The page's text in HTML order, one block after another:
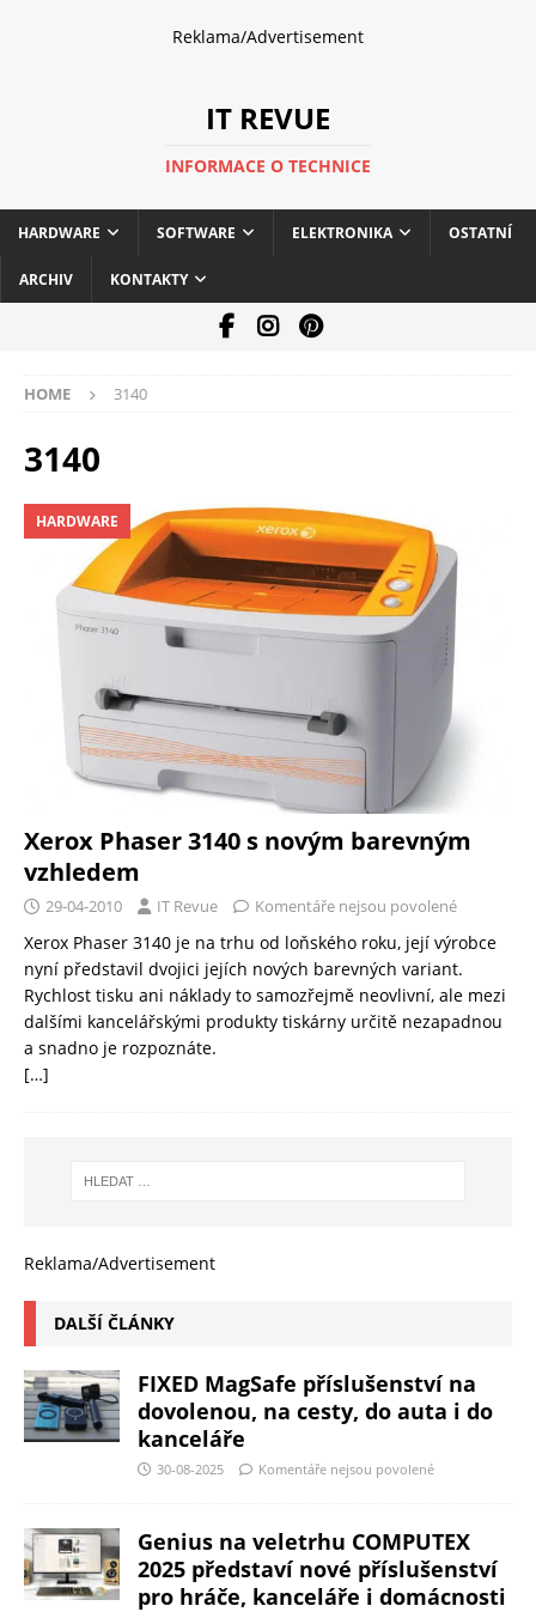
Reklama/Advertisement
IT REVUE
INFORMACE O TECHNICE
HARDWARE SOFTWARE ELEKTRONIKA OSTATNÍ
ARCHIV KONTAKTY
HOME 3140
3140
HARDWARE
Xerox Phaser 3140 s novým barevným
vzhledem
29-04-2010 IT Revue Komentáře nejsou povolené
Xerox Phaser 3140 je na trhu od loňského roku, její výrobce
nyní představil dvojici jejích nových barevných variant.
Rychlost tisku ani náklady to samozřejmě neovlivní, ale mezi
dalšími kancelářskými produkty tiskárny určitě nezapadnou
a snadno je rozpoznáte.
[…]
Reklama/Advertisement
DALŠÍ ČLÁNKY
FIXED MagSafe příslušenství na
dovolenou, na cesty, do auta i do
kanceláře
30-08-2025 Komentáře nejsou povolené
Genius na veletrhu COMPUTEX
2025 představí nové příslušenství
pro hráče, kanceláře i domácnosti